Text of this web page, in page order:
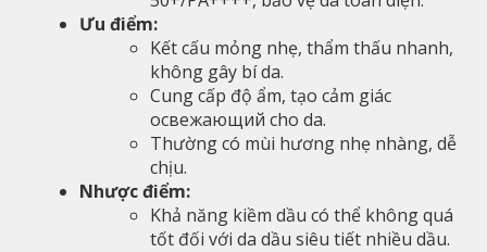
Ưu điểm:
Kết cấu mỏng nhẹ, thẩm thấu nhanh,
không gây bí da.
Cung cấp độ ẩm, tạo cảm giác
освежающий cho da.
Thường có mùi hương nhẹ nhàng, dễ
chịu.
Nhược điểm:
Khả năng kiềm dầu có thể không quá
tốt đối với da dầu siêu tiết nhiều dầu.